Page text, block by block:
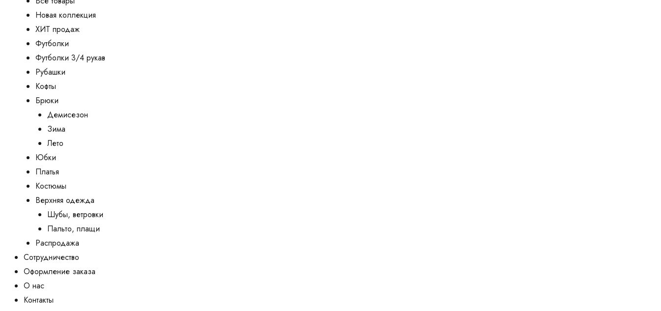
Новая коллекция
ХИТ продаж
Футболки
Футболки 3/4 рукав
Рубашки
Кофты
Брюки
Демисезон
Зима
Лето
Юбки
Платья
Костюмы
Верхняя одежда
Шубы, ветровки
Пальто, плащи
Распродажа
Сотрудничество
Оформление заказа
О нас
Контакты